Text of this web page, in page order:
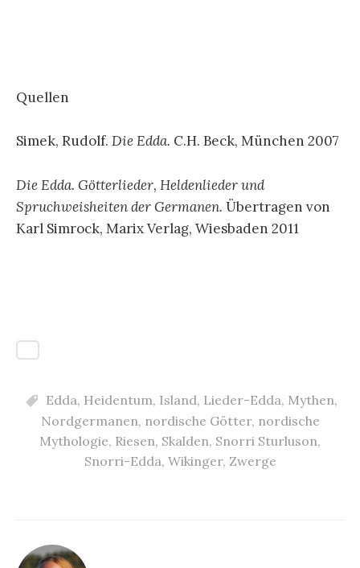
Quellen
Simek, Rudolf. Die Edda. C.H. Beck, München 2007
Die Edda. Götterlieder, Heldenlieder und
Spruchweisheiten der Germanen. Übertragen von
Karl Simrock, Marix Verlag, Wiesbaden 2011
Edda, Heidentum, Island, Lieder-Edda, Mythen,
Nordgermanen, nordische Götter, nordische
Mythologie, Riesen, Skalden, Snorri Sturluson,
Snorri-Edda, Wikinger, Zwerge